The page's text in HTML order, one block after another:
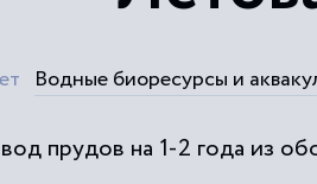
Водные биоресурсы и
пpyдoв нa 1-2 гoдa из